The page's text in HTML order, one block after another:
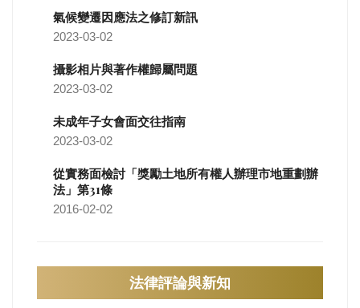
氣候變遷因應法之修訂新訊
2023-03-02
攝影相片與著作權歸屬問題
2023-03-02
未成年子女會面交往指南
2023-03-02
從實務面檢討「獎勵土地所有權人辦理市地重劃辦
法」第31條
2016-02-02
法律評論與新知